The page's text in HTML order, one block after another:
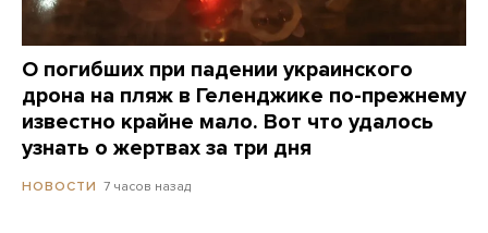
О погибших при падении украинского
дрона на пляж в Геленджике по-прежнему
известно крайне мало. Вот что удалось
узнать о жертвах за три дня
НОВОСТИ 7 часов назад